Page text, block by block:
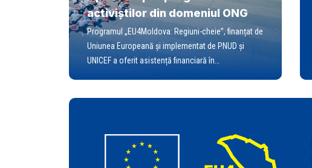
activiștilor din domeniul ONG
Programul „EU4Moldova: Regiuni-cheie”, finanțat de
Uniunea Europeană și implementat de PNUD și
UNICEF a oferit asistență financiară în…